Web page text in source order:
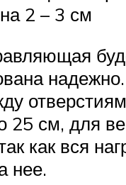
2 – 3 см
25 см, для
как вся
нее.